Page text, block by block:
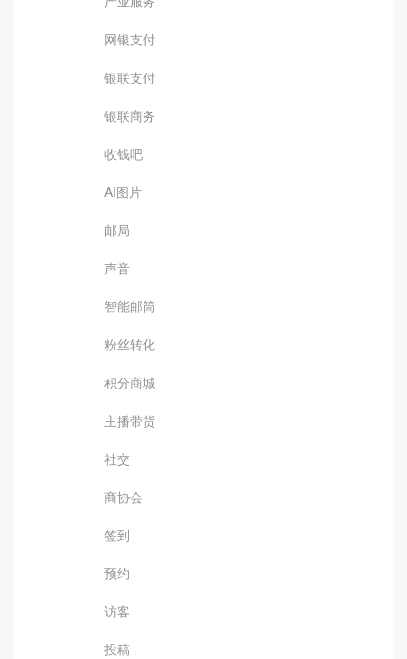
网银支付
银联支付
银联商务
收钱吧
AI图片
邮局
声音
智能邮筒
粉丝转化
积分商城
主播带货
社交
商协会
签到
预约
访客
投稿